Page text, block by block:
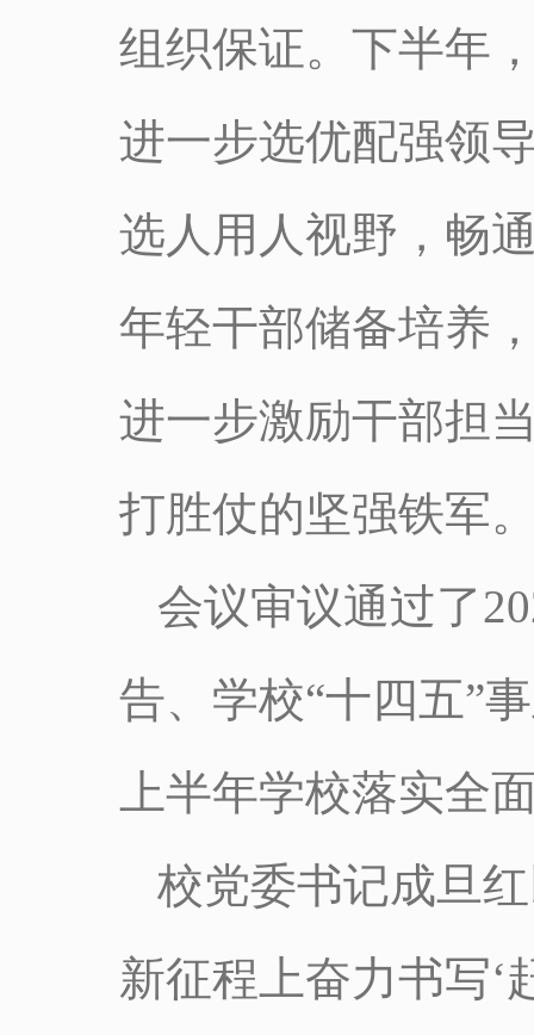
组织保证。下半年
进一步选优配强领
选人用人视野，畅
年轻干部储备培养
进一步激励干部担
打胜仗的坚强铁军
会议审议通过了
告、学校“十四五”
上半年学校落实全
校党委书记成旦
新征程上奋力书写‘